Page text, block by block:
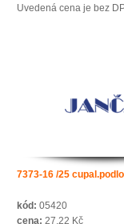
Uvedená cena je bez
7373-16 /25
kód: 05420
cena: 27,22 Kč